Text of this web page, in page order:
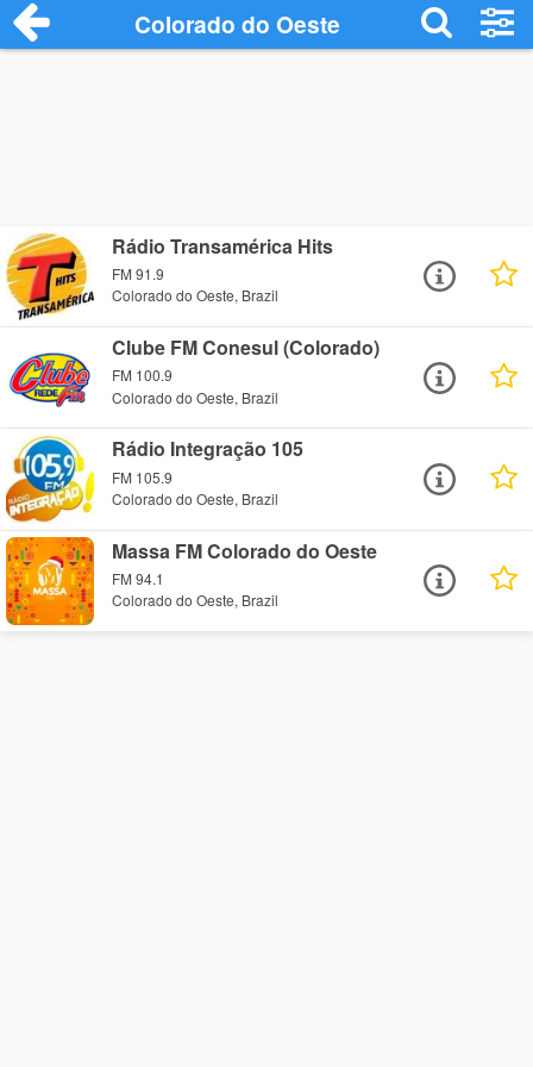
Colorado do Oeste
Rádio Transamérica Hits
FM 91.9
Colorado do Oeste, Brazil
Clube FM Conesul (Colorado)
FM 100.9
Colorado do Oeste, Brazil
Rádio Integração 105
FM 105.9
Colorado do Oeste, Brazil
Massa FM Colorado do Oeste
FM 94.1
Colorado do Oeste, Brazil